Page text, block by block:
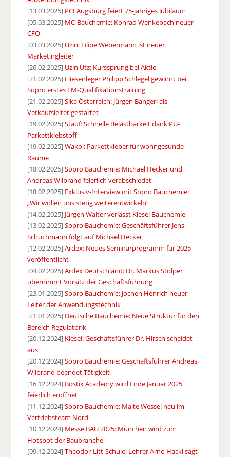
[13.03.2025] PCI Augsburg feiert 75-jähriges Jubiläum
[05.03.2025] MC-Bauchemie: Konrad Wenkebach neuer
CFO
[03.03.2025] Uzin: Filipe Webermann ist neuer
Marketingleiter
[26.02.2025] Uzin Utz: Kurssprung bei Aktie
[21.02.2025] Fliesenleger Philipp Schlegel gewinnt bei
Sopro erstes EM-Qualifikationstraining
[21.02.2025]Sika Österreich: Jürgen Bangerl als
Verkaufsleiter gestartet
[19.02.2025]Stauf: Schnelle Belastbarkeit dank PU-
Parkettklebstoff
[19.02.2025]Wakol: Parkettkleber für wohngesunde
Räume
[18.02.2025]Sopro Bauchemie: Michael Hecker und
Andreas Wilbrand feierlich verabschiedet
[18.02.2025] Exklusiv-Interview mit Sopro Bauchemie:
„Wir wollen uns stetig weiterentwickeln“
[14.02.2025] Jürgen Walter verlässt Kiesel Bauchemie
[13.02.2025]Sopro Bauchemie: Geschäftsführer Jens
Schuchmann folgt auf Michael Hecker
[12.02.2025]Ardex: Neues Seminarprogramm für 2025
veröffentlicht
[04.02.2025]Ardex Deutschland: Dr. Markus Stolper
übernimmt Vorsitz der Geschäftsführung
[23.01.2025]Sopro Bauchemie: Jochen Henrich neuer
Leiter der Anwendungstechnik
[21.01.2025] Deutsche Bauchemie: Neue Struktur für den
Bereich Regulatorik
[20.12.2024] Kiesel: Geschäftsführer Dr. Hirsch scheidet
aus
[20.12.2024]Sopro Bauchemie: Geschäftsführer Andreas
Wilbrand beendet Tätigkeit
[16.12.2024] Bostik Academy wird Ende Januar 2025
feierlich eröffnet
[11.12.2024]Sopro Bauchemie: Malte Wessel neu im
Vertriebsteam Nord
[10.12.2024] Messe BAU 2025: München wird zum
Hotspot der Baubranche
[09.12.2024]Theodor-Litt-Schule: Lehrer Arno Hackl sagt